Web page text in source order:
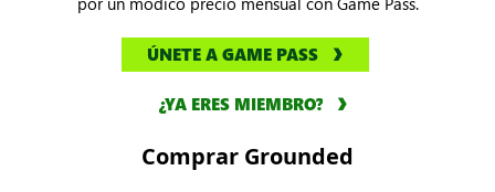
ÚNETE A GAME PASS
¿YA ERES MIEMBRO?
Comprar Grounded